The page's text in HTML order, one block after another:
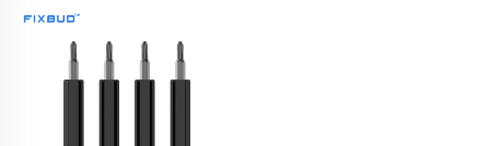
magnetischer
Schraubendreher mit
drehbarem Kappe